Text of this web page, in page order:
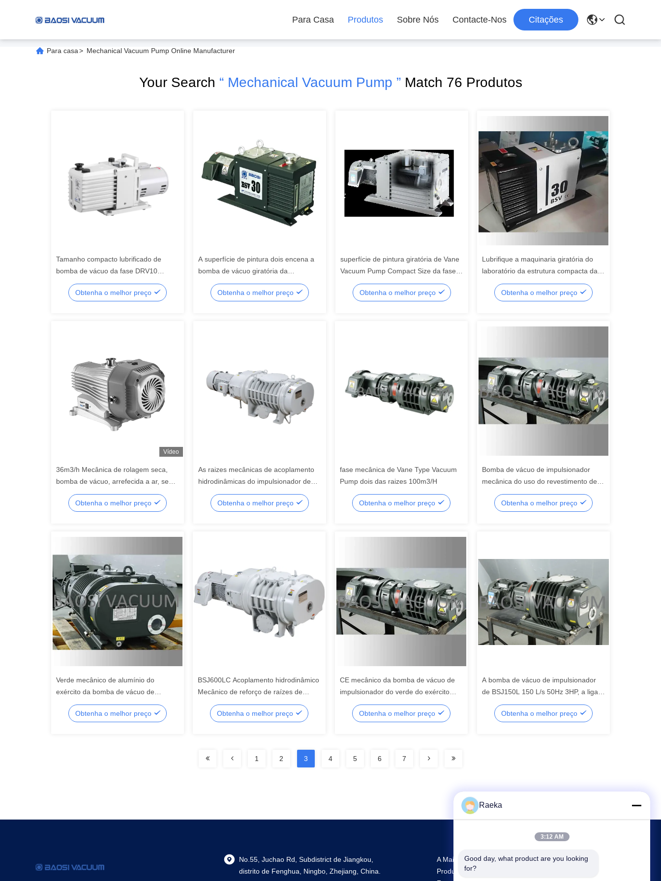
Para Casa Produtos Sobre Nós Contacte-Nos Citações
Para casa> Mechanical Vacuum Pump Online Manufacturer
Your Search “ Mechanical Vacuum Pump ”Match 76 Produtos
Tamanho compacto lubrificado de
bomba de vácuo da fase DRV10
monofásica de baixo nível de ruído
Obtenha o melhor preço
A superfície de pintura dois encena a
bomba de vácuo giratória da
bomba/refrigerador de vácuo
Obtenha o melhor preço
superfície de pintura giratória de Vane
Vacuum Pump Compact Size da fase
dupla lubrificada do ³ /h de 255m
Obtenha o melhor preço
Lubrifique a maquinaria giratória do
laboratório da estrutura compacta da
fase 30m3/H da bomba de vácuo dois
da aletaObtenha o melhor preço
Vídeo
36m3/h Mecânica de rolagem seca,
bomba de vácuo, arrefecida a ar, sem
Obtenha o melhor preço
As raizes mecânicas de acoplamento
hidrodinâmicas do impulsionador de
BSJ1200LC limpam o ³ /h 11kW da
bomba 4140m
Obtenha o melhor preço
fase mecânica de Vane Type Vacuum
Pump dois das raizes 100m3/H
Obtenha o melhor preço
Bomba de vácuo de impulsionador
mecânica do uso do revestimento de
BSJ70L, bomba de vácuo do ventilador
de 70 raizes de L/s
Obtenha o melhor preço
Verde mecânico de alumínio do
exército da bomba de vácuo de
impulsionador 50Hz da liga 300 L/s de
BSJ300L 5HP
Obtenha o melhor preço
BSJ600LC Acoplamento hidrodinâmico
Mecânico de reforço de raízes de
bomba de vácuo
Obtenha o melhor preço
CE mecânico da bomba de vácuo de
impulsionador do verde do exército
380/440V de BSJ30L habilitado
Obtenha o melhor preço
A bomba de vácuo de impulsionador
de BSJ150L 150 L/s 50Hz 3HP, a liga
de alumínio fez a bomba de
impulsionador do vácuo
Obtenha o melhor preço
1 2 3 4 5 6 7
No.55, Juchao Rd, Subdistrict de Jiangkou,
distrito de Fenghua, Ningbo, Zhejiang, China.
A Maior Pesquisa E Desenvolvimento E
Produção Rotary Vane Vacuum Pump
Raeka
3:12 AM
Good day, what product are you looking
for?